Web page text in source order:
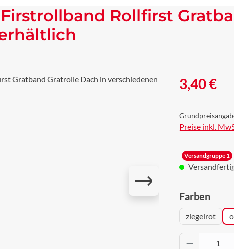
Rollfirst
Regulärer Preis:
3,40 €
Preise inkl.
Versandgruppe 1
Farben
ziegelrot
Produkt